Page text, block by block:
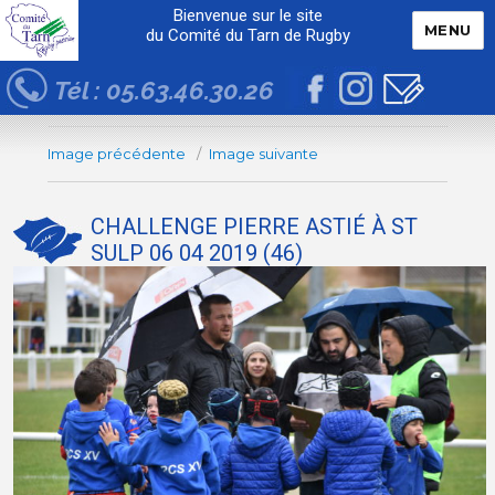
Bienvenue sur le site
du Comité du Tarn de Rugby
Tél : 05.63.46.30.26
MENU
Image précédente Image suivante
CHALLENGE PIERRE ASTIÉ À ST
SULP 06 04 2019 (46)